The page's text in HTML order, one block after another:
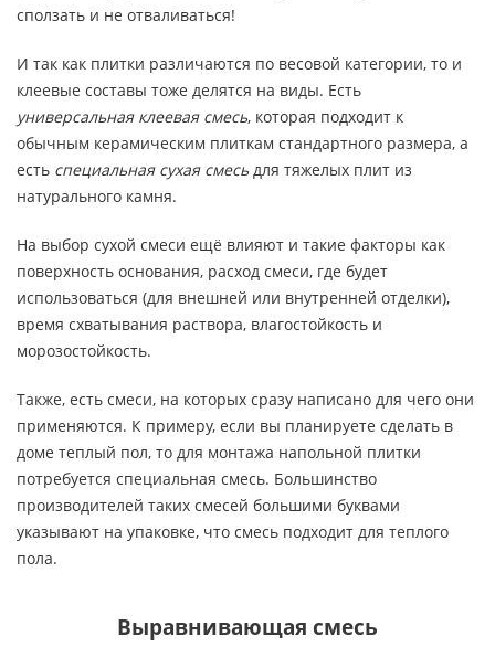
сползать и не отваливаться!
И так как плитки различаются по весовой категории, то и
клеевые составы тоже делятся на виды. Есть
универсальная клеевая смесь, которая подходит к
обычным керамическим плиткам стандартного размера, а
есть специальная сухая смесь для тяжелых плит из
натурального камня.
На выбор сухой смеси ещё влияют и такие факторы как
поверхность основания, расход смеси, где будет
использоваться (для внешней или внутренней отделки),
время схватывания раствора, влагостойкость и
морозостойкость.
Также, есть смеси, на которых сразу написано для чего они
применяются. К примеру, если вы планируете сделать в
доме теплый пол, то для монтажа напольной плитки
потребуется специальная смесь. Большинство
производителей таких смесей большими буквами
указывают на упаковке, что смесь подходит для теплого
пола.
Выравнивающая смесь